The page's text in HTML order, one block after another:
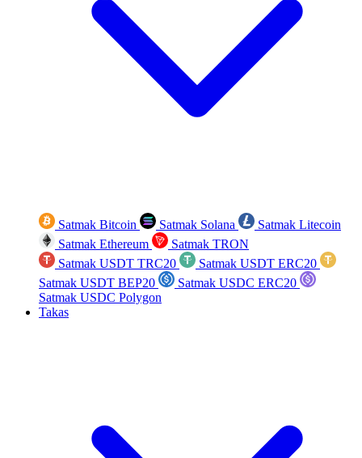
Satmak Bitcoin Satmak Solana
Satmak Litecoin
Satmak Ethereum
Satmak TRON
Satmak USDT TRC20
Satmak USDT ERC20
Satmak USDT BEP20
Satmak USDC ERC20
Satmak USDC Polygon
Takas